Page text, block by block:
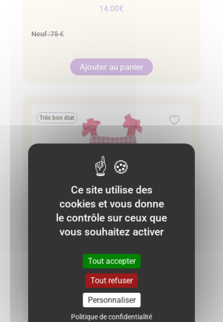
14.00€
Neuf :75 €
Ajouter au panier
Très bon état
Robe Zara 12/18 mois – Rose et blanc à
carreaux
Ce site utilise des
cookies et vous donne
le contrôle sur ceux que
vous souhaitez activer
Tout accepter
Tout refuser
Personnaliser
Politique de confidentialité